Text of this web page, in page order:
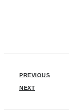
PREVIOUS
NEXT